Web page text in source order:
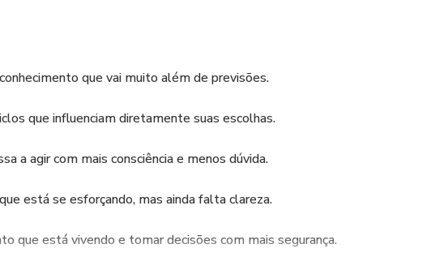
que vai muito além de previsões.
que influenciam diretamente suas escolhas.
a agir com mais consciência e menos dúvida.
está se esforçando, mas ainda falta clareza.
que está vivendo e tomar decisões com mais segurança.